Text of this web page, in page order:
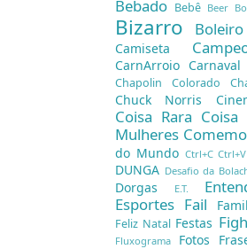
Bebado Bebê Beer
Bizarro Boleiro
Camiseta
CarnArroio Carnaval
Chapolin Colorado
Chuck Norris
Coisa Rara Coisa
Mulheres
do Mundo Ctrl+C Ctrl+V
DUNGA Desafio da
Dorgas E.T.
Esportes Fail
Feliz Natal Festas
Fluxograma Fotos